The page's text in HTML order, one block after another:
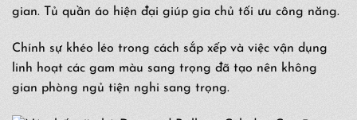
gian. Tủ quần áo hiện đại giúp gia chủ tối ưu công năng.
Chính sự khéo léo trong cách sắp xếp và việc vận dụng
linh hoạt các gam màu sang trọng đã tạo nên không
gian phòng ngủ tiện nghi sang trọng.